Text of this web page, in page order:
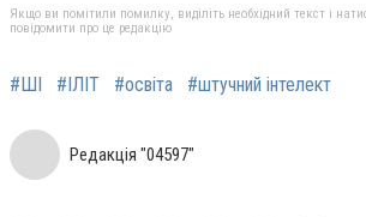
Якщо ви помітили помилку, виділіть необхідний текст і
повідомити про це редакцію
#ШІ #ІЛІТ #освіта #штучний інтелект
Редакція "04597"